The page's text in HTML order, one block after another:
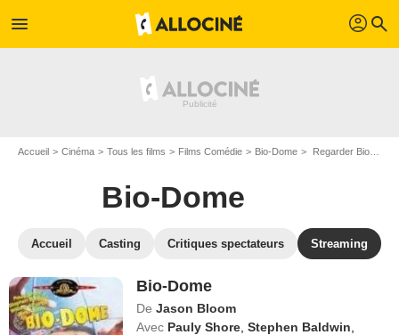
menu profil search
Accueil Cinéma Tous les films Films Comédie Bio-Dome Regarder Bio-Dome en SVOD
Bio-Dome
Accueil Casting Critiques spectateurs Streaming
Bio-Dome
De Jason Bloom
Avec Pauly Shore ,Stephen Baldwin